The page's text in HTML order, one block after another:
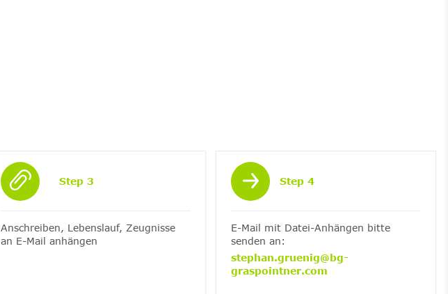
Step 3
Anschreiben, Lebenslauf, Zeugnisse
an E-Mail anhängen
Step 4
E-Mail mit Datei-Anhängen bitte
senden an:
stephan.gruenig@bg-
graspointner.com